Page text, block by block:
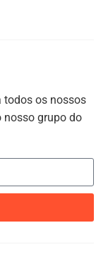
todos os nossos
nosso grupo do